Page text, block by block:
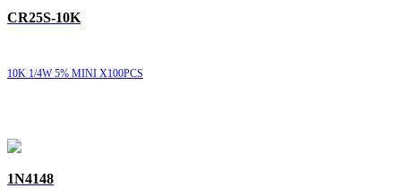
CR25S-10K
10K 1/4W 5% MINI X100PCS
1N4148